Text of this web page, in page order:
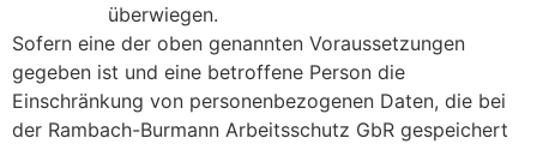
überwiegen.
Sofern eine der oben genannten Voraussetzungen
gegeben ist und eine betroffene Person die
Einschränkung von personenbezogenen Daten, die bei
der Rambach-Burmann Arbeitsschutz GbR gespeichert